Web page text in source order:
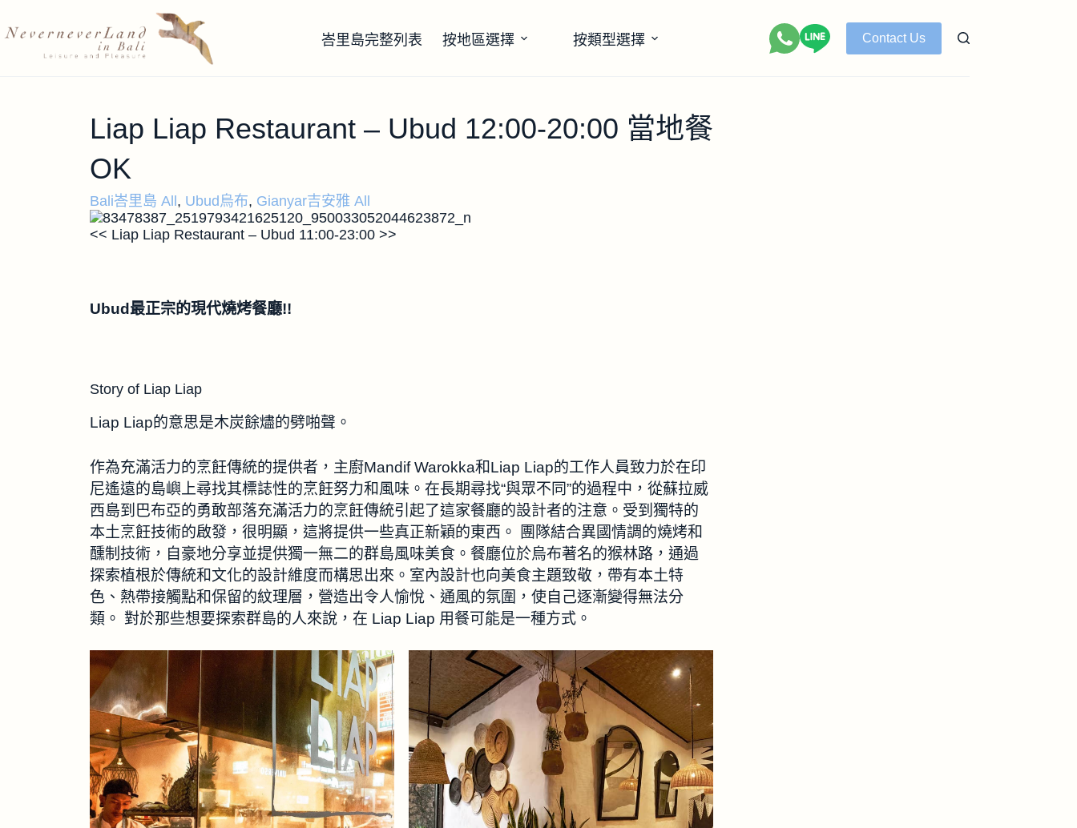
峇里島完整列表 按地區選擇 按類型選擇 Contact Us
Liap Liap Restaurant – Ubud 12:00-20:00 當地餐
OK
Bali峇里島 All , Ubud烏布, Gianyar吉安雅 All
<< Liap Liap Restaurant – Ubud 11:00-23:00 >>
Ubud最正宗的現代燒烤餐廳!!
Story of Liap Liap
Liap Liap的意思是木炭餘燼的劈啪聲。
作為充滿活力的烹飪傳統的提供者，主廚Mandif Warokka和Liap Liap的工作人員致力於在印
尼遙遠的島嶼上尋找其標誌性的烹飪努力和風味。在長期尋找“與眾不同”的過程中，從蘇拉威
西島到巴布亞的勇敢部落充滿活力的烹飪傳統引起了這家餐廳的設計者的注意。受到獨特的
本土烹飪技術的啟發，很明顯，這將提供一些真正新穎的東西。 團隊結合異國情調的燒烤和
醺制技術，自豪地分享並提供獨一無二的群島風味美食。餐廳位於烏布著名的猴林路，通過
探索植根於傳統和文化的設計維度而構思出來。室內設計也向美食主題致敬，帶有本土特
色、熱帶接觸點和保留的紋理層，營造出令人愉悅、通風的氛圍，使自己逐漸變得無法分
類。 對於那些想要探索群島的人來說，在 Liap Liap 用餐可能是一種方式。